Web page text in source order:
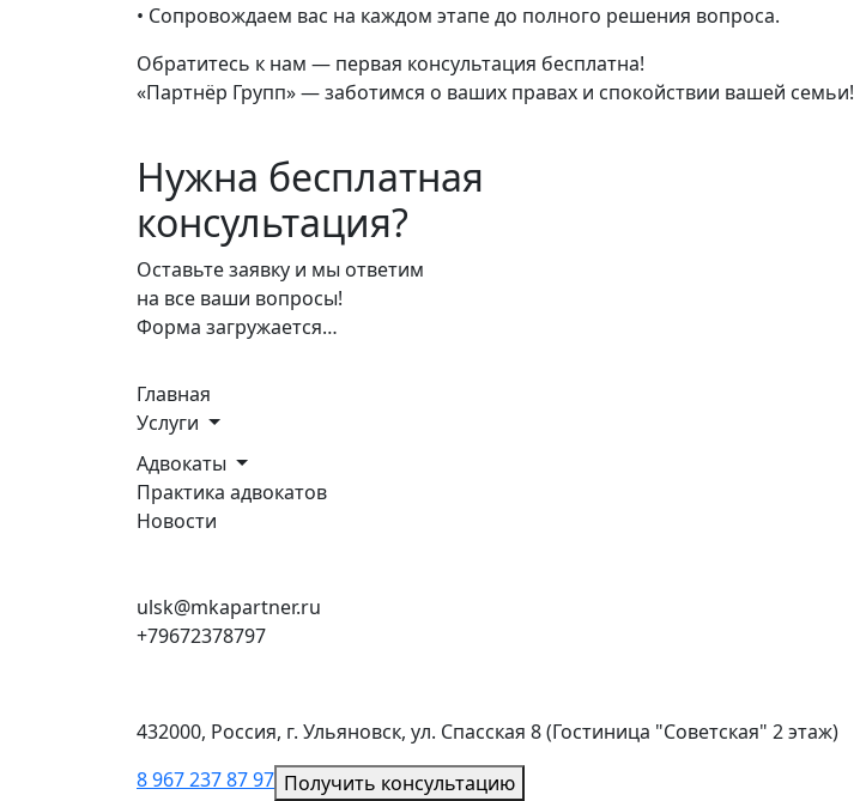
• Сопровождаем вас на каждом этапе до полного решения вопроса.
Обратитесь к нам — первая консультация бесплатна!
«Партнёр Групп» — заботимся о ваших правах и спокойствии вашей семьи!
Нужна бесплатная
консультация?
Оставьте заявку и мы ответим
на все ваши вопросы!
Форма загружается…
Главная
Услуги
Адвокаты
Практика адвокатов
Новости
ulsk@mkapartner.ru
+79672378797
432000, Россия, г. Ульяновск, ул. Спасская 8 (Гостиница "Советская" 2 этаж)
8 967 237 87 97 Получить консультацию